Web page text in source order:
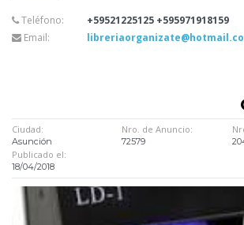
Teléfono:
+59521225125 +595971918159
Email:
Ciudad:
Asunción
Nro. de Anuncio:
72579
Publicado el:
18/04/2018